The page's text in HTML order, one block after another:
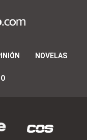
NOVELAS